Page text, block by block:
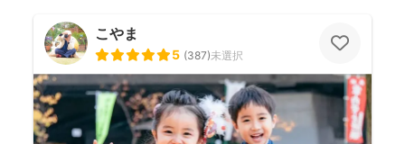
こやま
5 (387)未選択